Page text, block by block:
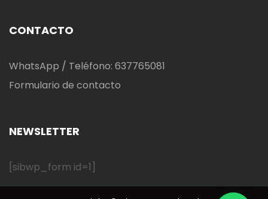
CONTACTO
WhatsApp / Teléfono: 637765081
Formulario de contacto
NEWSLETTER
[sibwp_form id=1]